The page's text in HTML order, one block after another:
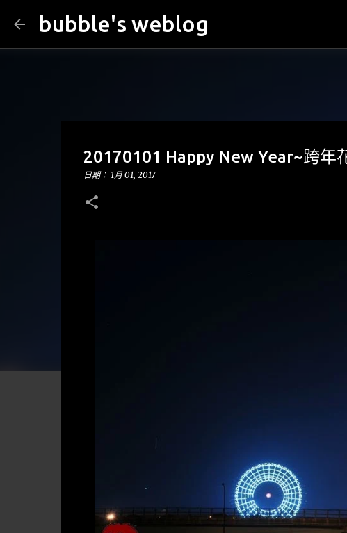
bubble's weblog
20170101 Happy New Year~跨年
日期： 1月 01, 2017